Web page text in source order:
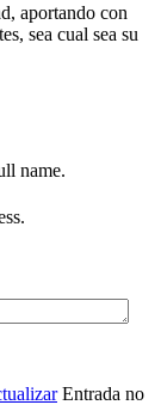
aportando con
sea cual sea su
name.
Entrada no